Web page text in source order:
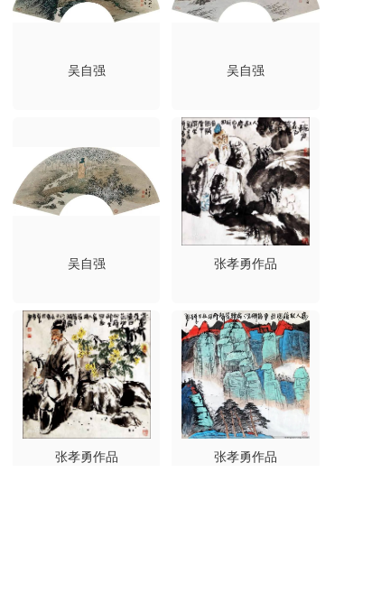
吴自强 吴自强
吴自强 张孝勇作品
张孝勇作品 张孝勇作品